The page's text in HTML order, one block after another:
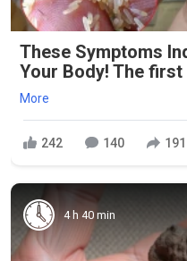
These Symptoms
Your Body! The
More
242 140 191
4 h 40 min